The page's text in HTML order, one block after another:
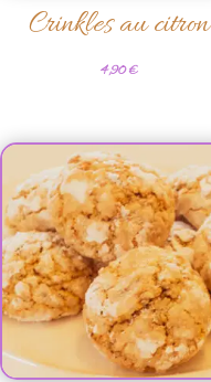
Crinkles au citron
4,90€